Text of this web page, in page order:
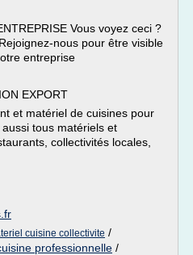
Vous voyez ceci ?
nous pour être visible
entreprise
EXPORT
et matériel de cuisines pour
tous matériels et
collectivités locales,
cuisine collectivite /
professionnelle /